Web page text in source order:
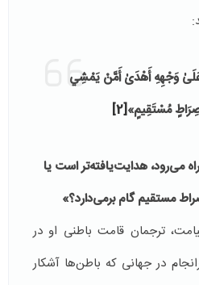
وَجْهِهِ أَهْدَىٰ أَمَّنْ يَمْشِي
مُسْتَقِيمٍ»[2]
می‌رود، هدایت‌یافته‌تر است یا
مستقیم گام برمی‌دارد؟»
ترجمان قامت باطنی او در
در جهانی که باطن‌ها آشکار